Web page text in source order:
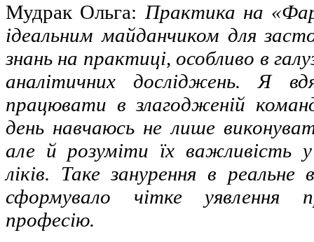
Мудрак Ольга: Практика на
ідеальним майданчиком для
знань на практиці, особливо в
аналітичних досліджень. Я
працювати в злагодженій
день навчаюсь не лише
але й розуміти їх важливість у
ліків. Таке занурення в реальне
сформувало чітке
професію.